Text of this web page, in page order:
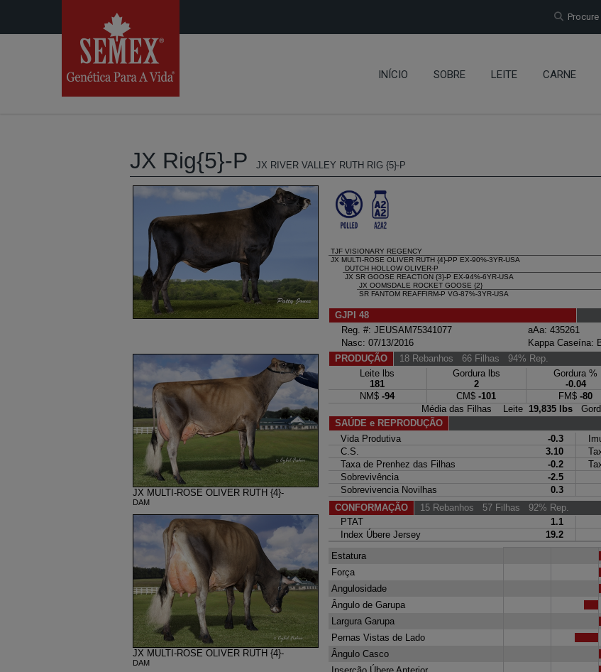
Procure
INÍCIO SOBRE LEITE CARNE